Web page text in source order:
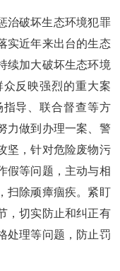
破坏生态环境犯罪
实近年来出台的生态
续加大破坏生态环境
反映强烈的重大案
导、联合督查等方
力做到办理一案、警
坚，针对危险废物污
假等问题，主动与相
扫除顽瘴痼疾。紧盯
，切实防止和纠正有
处理等问题，防止罚